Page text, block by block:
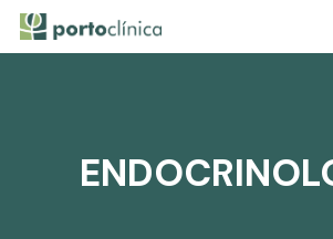
Skip